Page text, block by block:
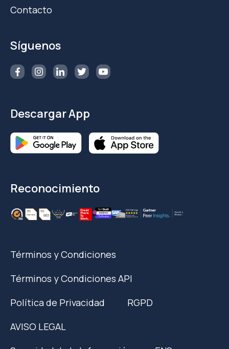
Contacto
Síguenos
Descargar App
Reconocimiento
Términos y Condiciones
Términos y Condiciones API
Política de Privacidad
RGPD
AVISO LEGAL